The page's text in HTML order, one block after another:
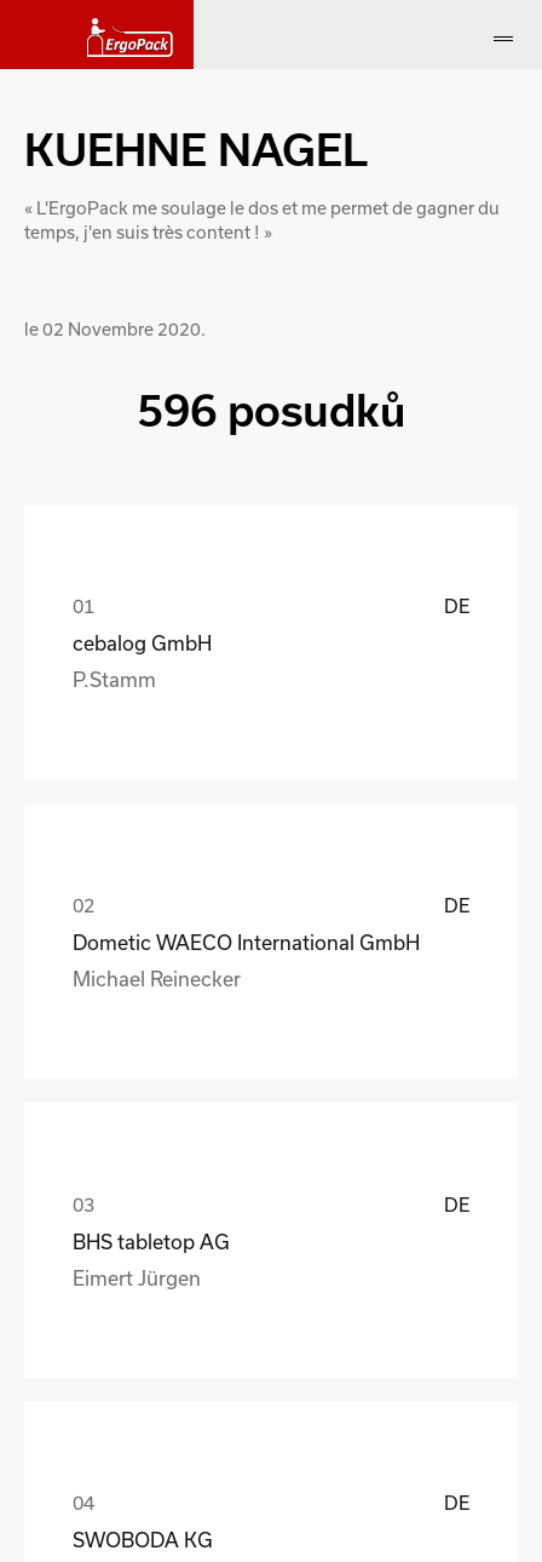
KUEHNE NAGEL
« L'ErgoPack me soulage le dos et me permet de gagner du
temps, j'en suis très content ! »
le 02 Novembre 2020.
596 posudků
DE
cebalog GmbH
P.Stamm
DE
Dometic WAECO International GmbH
Michael Reinecker
DE
BHS tabletop AG
Eimert Jürgen
DE
SWOBODA KG